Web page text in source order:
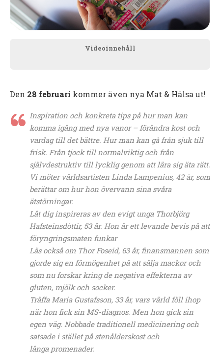
Videoinnehåll
Den 28 februari kommer även nya Mat & Hälsa ut!
Inspiration och konkreta tips på hur man kan
komma igång med nya vanor – förändra kost och
vardag till det bättre. Hur man kan gå från sjuk till
frisk. Från tjock till normalviktig och från
självdestruktiv till lycklig genom att lära sig äta rätt.
Vi möter världsartisten Linda Lampenius, 42 år, som
berättar om hur hon övervann sina svåra
ätstörningar.
Låt dig inspireras av den evigt unga Thorbjörg
Hafsteinsdòttir, 53 år. Hon är ett levande bevis på att
föryngringsmaten funkar
Läs också om Thor Foseid, 63 år, finansmannen som
gjorde sig en förmögenhet på att sälja mackor och
som nu forskar kring de negativa effekterna av
gluten, mjölk och socker.
Träffa Maria Gustafsson, 33 år, vars värld föll ihop
när hon fick sin MS-diagnos. Men hon gick sin
egen väg. Nobbade traditionell medicinering och
satsade i stället på stenålderskost och
långa promenader.